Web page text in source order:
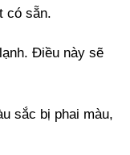
có sẵn.
Điều này sẽ
sắc bị phai màu,